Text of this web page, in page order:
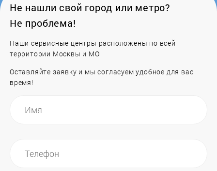
Gejzer
Не нашли свой город или метро?
Не проблема!
Наши сервисные центры расположены по всей
территории Москвы и МО
Оставляйте заявку и мы согласуем удобное для вас
время!